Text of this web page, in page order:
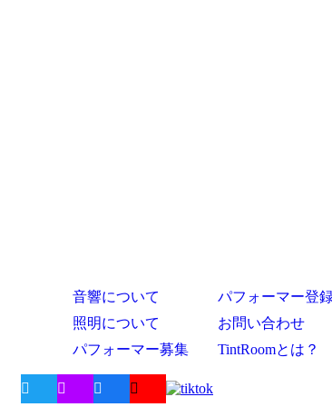
音響について
照明について
パフォーマー募集
パフォーマー登
お問い合わせ
TintRoomとは？